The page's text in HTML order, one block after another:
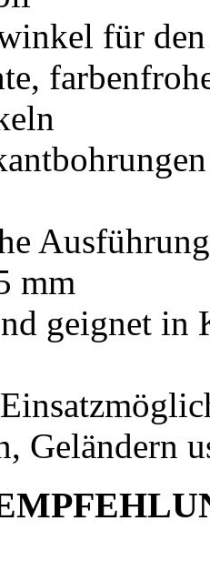
für
mm
geignet in
Geländern